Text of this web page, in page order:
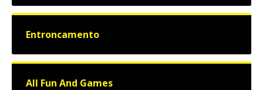
Entroncamento
All Fun And Games